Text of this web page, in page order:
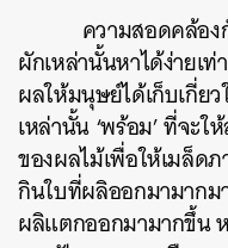
ความสอดคล้อง
ผักเหล่านั้นหาได้ง่าย
ผลให้มนุษย์ได้เก็บเกี่ย
เหล่านั้น ‘พร้อม’ ที่จะ
ของผลไม้เพื่อให้เมล็ด
กินใบที่ผลิออกมามากม
ผลิแตกออกมามากขึ้น